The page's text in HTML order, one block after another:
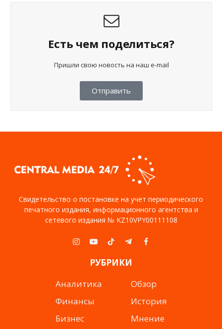
Есть чем поделиться?
Пришли свою новость на наш e-mail
Отправить
Свидетельство о постановке на учет периодического
печатного издания, информационного агентства и
сетевого издания № KZ10VPY00111108
Instagram
YouTubeTikTokTelegramFacebook
РУБРИКИ
Аналитика
Финансы
Бизнес
Обзор
История
Мнение